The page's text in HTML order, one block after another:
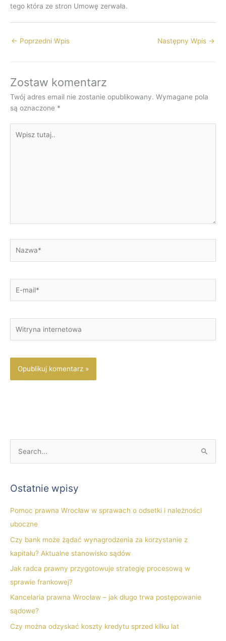
tego która ze stron Umowę zerwała.
← Poprzedni Wpis Następny Wpis →
Zostaw komentarz
Twój adres email nie zostanie opublikowany. Wymagane pola
są oznaczone *
tutaj..
mail*
internetowa
k
a
j
Ostatnie wpisy
Pomoc prawna Wrocław w sprawach o odsetki i należności
uboczne
Czy bank może żądać wynagrodzenia za korzystanie z
kapitału? Aktualne stanowisko sądów
Jak radca prawny przygotowuje strategię procesową w
sprawie frankowej?
Kancelaria prawna Wrocław – jak długo trwa postępowanie
sądowe?
Czy można odzyskać koszty kredytu sprzed kilku lat